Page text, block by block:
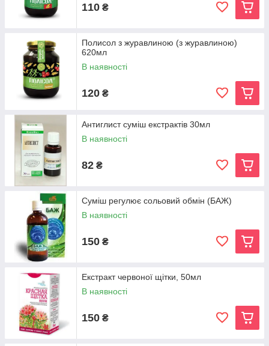
110 ₴
Полисол з журавлиною (з журавлиною)
620мл
В наявності
120 ₴
Антиглист суміш екстрактів 30мл
В наявності
82 ₴
Суміш регулює сольовий обмін (БАЖ)
В наявності
150 ₴
Екстракт червоної щітки, 50мл
В наявності
150 ₴